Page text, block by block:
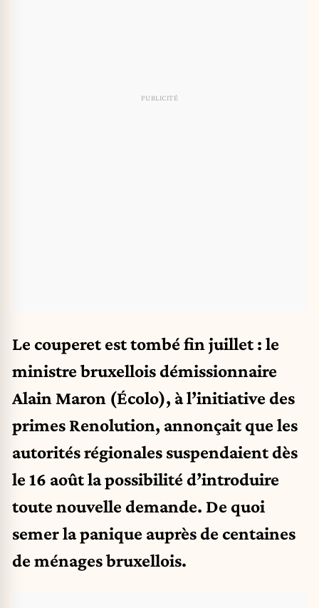
Le couperet est tombé fin juillet : le
ministre bruxellois démissionnaire
Alain Maron (Écolo), à l’initiative des
primes Renolution, annonçait que les
autorités régionales suspendaient dès
le 16 août la possibilité d’introduire
toute nouvelle demande. De quoi
semer la panique auprès de centaines
de ménages bruxellois.